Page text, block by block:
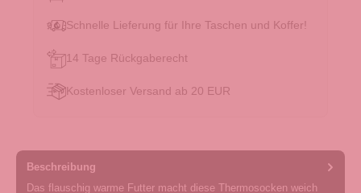
Schnelle Lieferung für Ihre Taschen und Koffer!
14 Tage Rückgaberecht
Kostenloser Versand ab 20 EUR
Beschreibung
Das flauschig warme Futter macht diese Thermosocken weich